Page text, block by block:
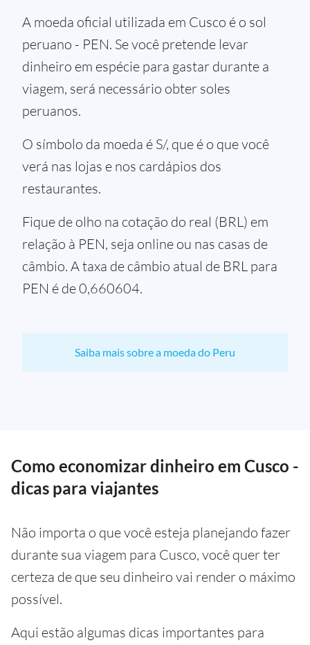
A moeda oficial utilizada em Cusco é o sol
peruano - PEN. Se você pretende levar
dinheiro em espécie para gastar durante a
viagem, será necessário obter soles
peruanos.
O símbolo da moeda é S/, que é o que você
verá nas lojas e nos cardápios dos
restaurantes.
Fique de olho na cotação do real (BRL) em
relação à PEN, seja online ou nas casas de
câmbio. A taxa de câmbio atual de BRL para
PEN é de 0,660604.
Saiba mais sobre a moeda do Peru
Como economizar dinheiro em Cusco -
dicas para viajantes
Não importa o que você esteja planejando fazer
durante sua viagem para Cusco, você quer ter
certeza de que seu dinheiro vai render o máximo
possível.
Aqui estão algumas dicas importantes para